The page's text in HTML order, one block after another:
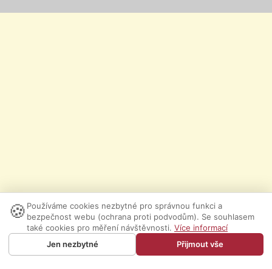
🍪 Používáme cookies nezbytné pro správnou funkci a
bezpečnost webu (ochrana proti podvodům). Se souhlasem
také cookies pro měření návštěvnosti. Více informací
Jen nezbytné
Přijmout vše